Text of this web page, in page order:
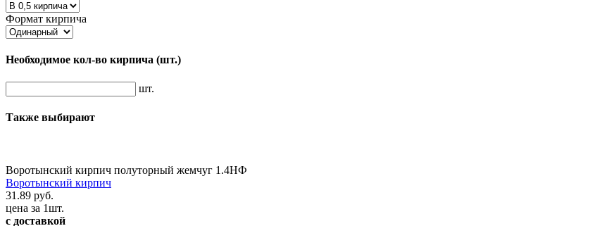
Формат кирпича
Необходимое кол-во кирпича (шт.)
шт.
Также выбирают
Воротынский кирпич полуторный жемчуг 1.4НФ
Воротынский кирпич
31.89 руб.
цена за 1шт.
с доставкой